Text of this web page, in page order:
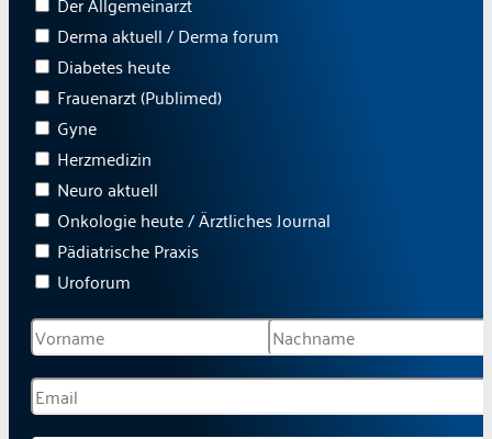
Derma aktuell / Derma forum
Diabetes heute
Frauenarzt (Publimed)
Gyne
Herzmedizin
Neuro aktuell
Onkologie heute / Ärztliches Journal
Pädiatrische Praxis
Uroforum